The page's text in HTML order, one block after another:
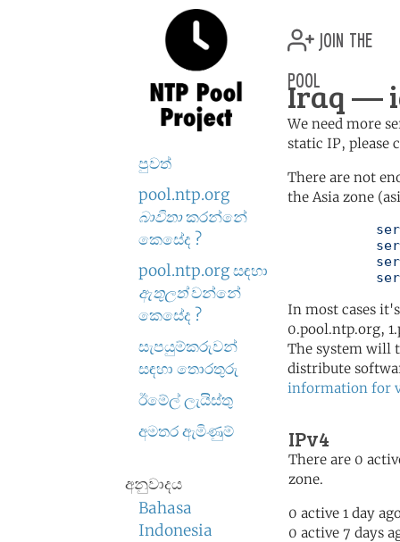
පුවත්
pool.ntp.org
බාවිතාකරන්නේ
කෙසේද ?
pool.ntp.org සඳහා
ඇතුලත්වන්නේ
කෙසේද ?
සැපයුම්කරුවන්
සඳහා තොරතුරු
ඊමේල් ලැයිස්තු
අමතර ඇමිණුම්
අනුවාදය
Bahasa
Indonesia
join the
pool
Iraq —
We need more
static IP, please
There are not
the Asia zone
In most cases
0.pool.ntp.org,
The system will
distribute
information for
IPv4
There are 0
zone.
0 active 1 day
0 active 7 days